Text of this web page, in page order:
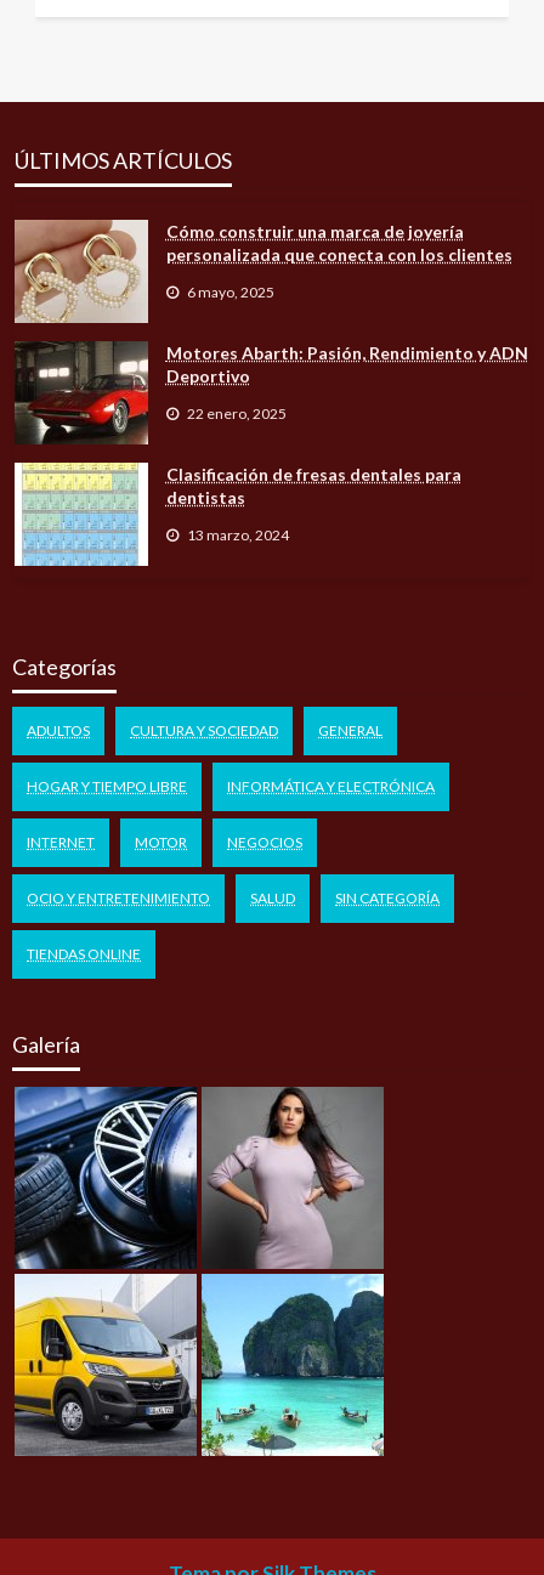
ÚLTIMOS ARTÍCULOS
Cómo construir una marca de joyería
personalizada que conecta con los clientes
6 mayo, 2025
Motores Abarth: Pasión, Rendimiento y ADN
Deportivo
22 enero, 2025
Clasificación de fresas dentales para
dentistas
13 marzo, 2024
Categorías
ADULTOS CULTURA Y SOCIEDAD GENERAL
HOGAR Y TIEMPO LIBRE INFORMÁTICA Y ELECTRÓNICA
INTERNET MOTOR NEGOCIOS
OCIO Y ENTRETENIMIENTO SALUD SIN CATEGORÍA
TIENDAS ONLINE
Galería